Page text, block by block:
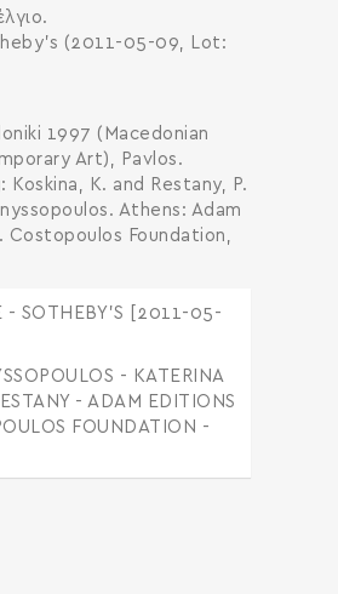
(2011-05-09, Lot:
1997 (Macedonian
Art), Pavlos.
Koskina, K. and Restany, P.
Athens: Adam
Costopoulos Foundation,